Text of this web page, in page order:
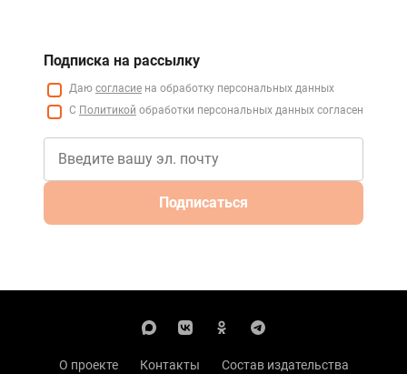
Подписка на рассылку
Даю согласие на обработку персональных данных
С Политикой обработки персональных данных согласен
Подписаться
О проекте Контакты
Состав издательства